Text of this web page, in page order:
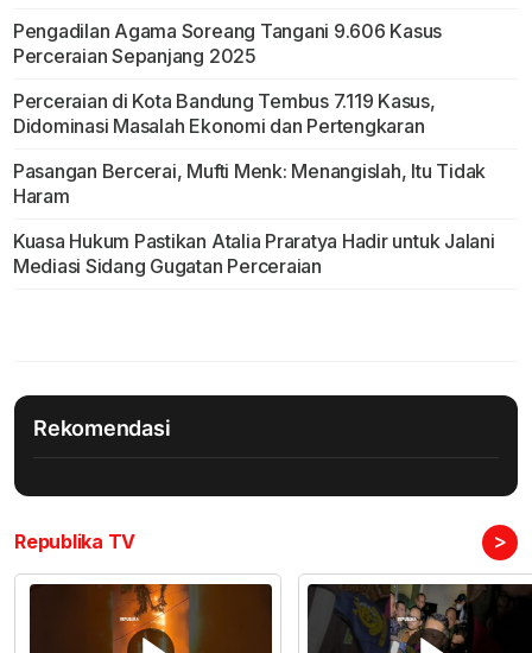
Pengadilan Agama Soreang Tangani 9.606 Kasus
Perceraian Sepanjang 2025
Perceraian di Kota Bandung Tembus 7.119 Kasus,
Didominasi Masalah Ekonomi dan Pertengkaran
Pasangan Bercerai, Mufti Menk: Menangislah, Itu Tidak
Haram
Kuasa Hukum Pastikan Atalia Praratya Hadir untuk Jalani
Mediasi Sidang Gugatan Perceraian
Rekomendasi
Republika TV >